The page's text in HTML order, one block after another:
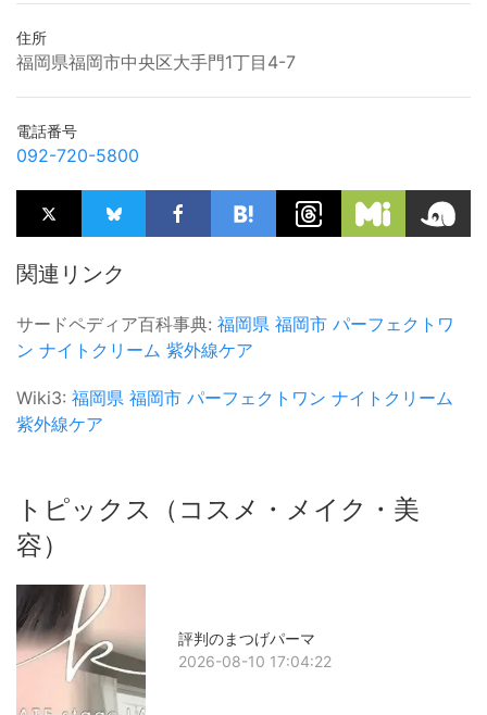
住所
福岡県福岡市中央区大手門1丁目4-7
電話番号
092-720-5800
関連リンク
サードペディア百科事典: 福岡県 福岡市 パーフェクトワ
ン ナイトクリーム 紫外線ケア
Wiki3: 福岡県 福岡市 パーフェクトワン ナイトクリーム
紫外線ケア
トピックス（コスメ・メイク・美
容）
評判のまつげパーマ
2026-08-10 17:04:22